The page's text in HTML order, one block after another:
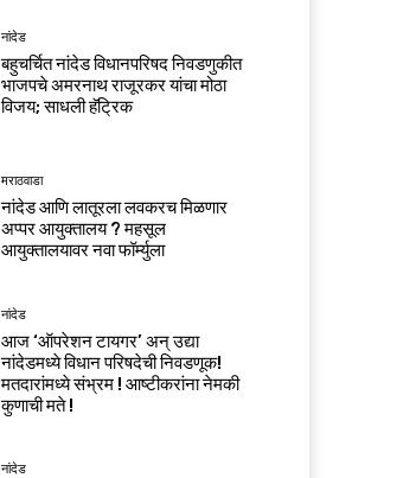
नांदेड
बहुचर्चित नांदेड विधानपरिषद निवडणुकीत
भाजपचे अमरनाथ राजूरकर यांचा मोठा
विजय; साधली हॅट्रिक
मराठवाडा
नांदेड आणि लातूरला लवकरच मिळणार
अप्पर आयुक्तालय ? महसूल
आयुक्तालयावर नवा फॉर्म्युला
नांदेड
आज ‘ऑपरेशन टायगर’ अन् उद्या
नांदेडमध्ये विधान परिषदेची निवडणूक!
मतदारांमध्ये संभ्रम ! आष्टीकरांना नेमकी
कुणाची मते !
नांदेड